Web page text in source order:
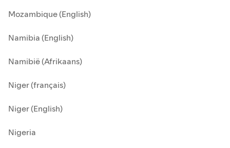
Mozambique (English)
Namibia (English)
Namibië (Afrikaans)
Niger (français)
Niger (English)
Nigeria